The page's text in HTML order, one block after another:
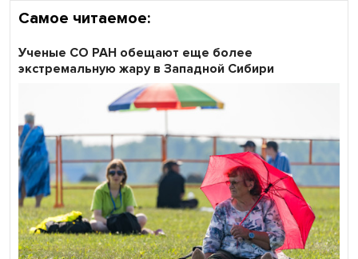
Самое читаемое:
Ученые СО РАН обещают еще более
экстремальную жару в Западной Сибири